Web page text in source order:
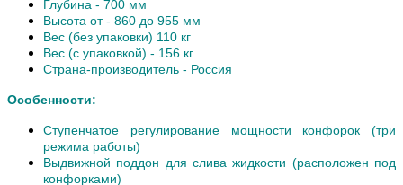
Глубина - 700 мм
Высота от - 860 до 955 мм
Вес (без упаковки) 110 кг
Вес (с упаковкой) - 156 кг
Страна-производитель - Россия
Особенности:
Ступенчатое регулирование мощности конфорок (три
режима работы)
Выдвижной поддон для слива жидкости (расположен под
конфорками)